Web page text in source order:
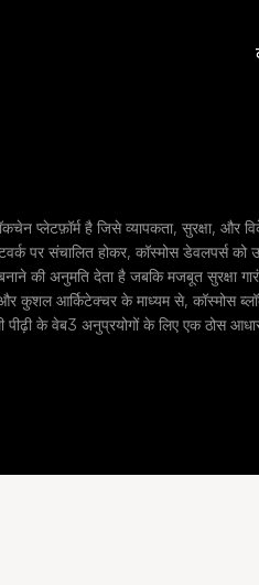
प्लेटफ़ॉर्म है जिसे व्यापकता, सुरक्षा, और
पर संचालित होकर, कॉस्मोस डेवलपर्स को
की अनुमति देता है जबकि मजबूत सुरक्षा
और कुशल आर्किटेक्चर के माध्यम से, कॉस्मोस
पीढ़ी के वेब3 अनुप्रयोगों के लिए एक ठोस